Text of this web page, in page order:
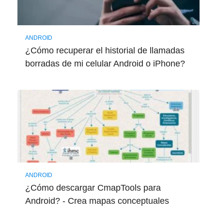
ANDROID
¿Cómo recuperar el historial de llamadas
borradas de mi celular Android o iPhone?
ANDROID
¿Cómo descargar CmapTools para
Android? - Crea mapas conceptuales